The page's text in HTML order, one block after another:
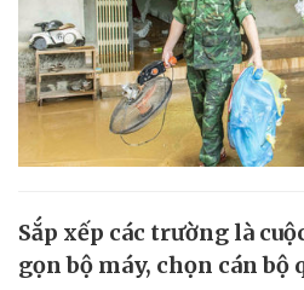
Sắp xếp các trường là
gọn bộ máy, chọn cán bộ